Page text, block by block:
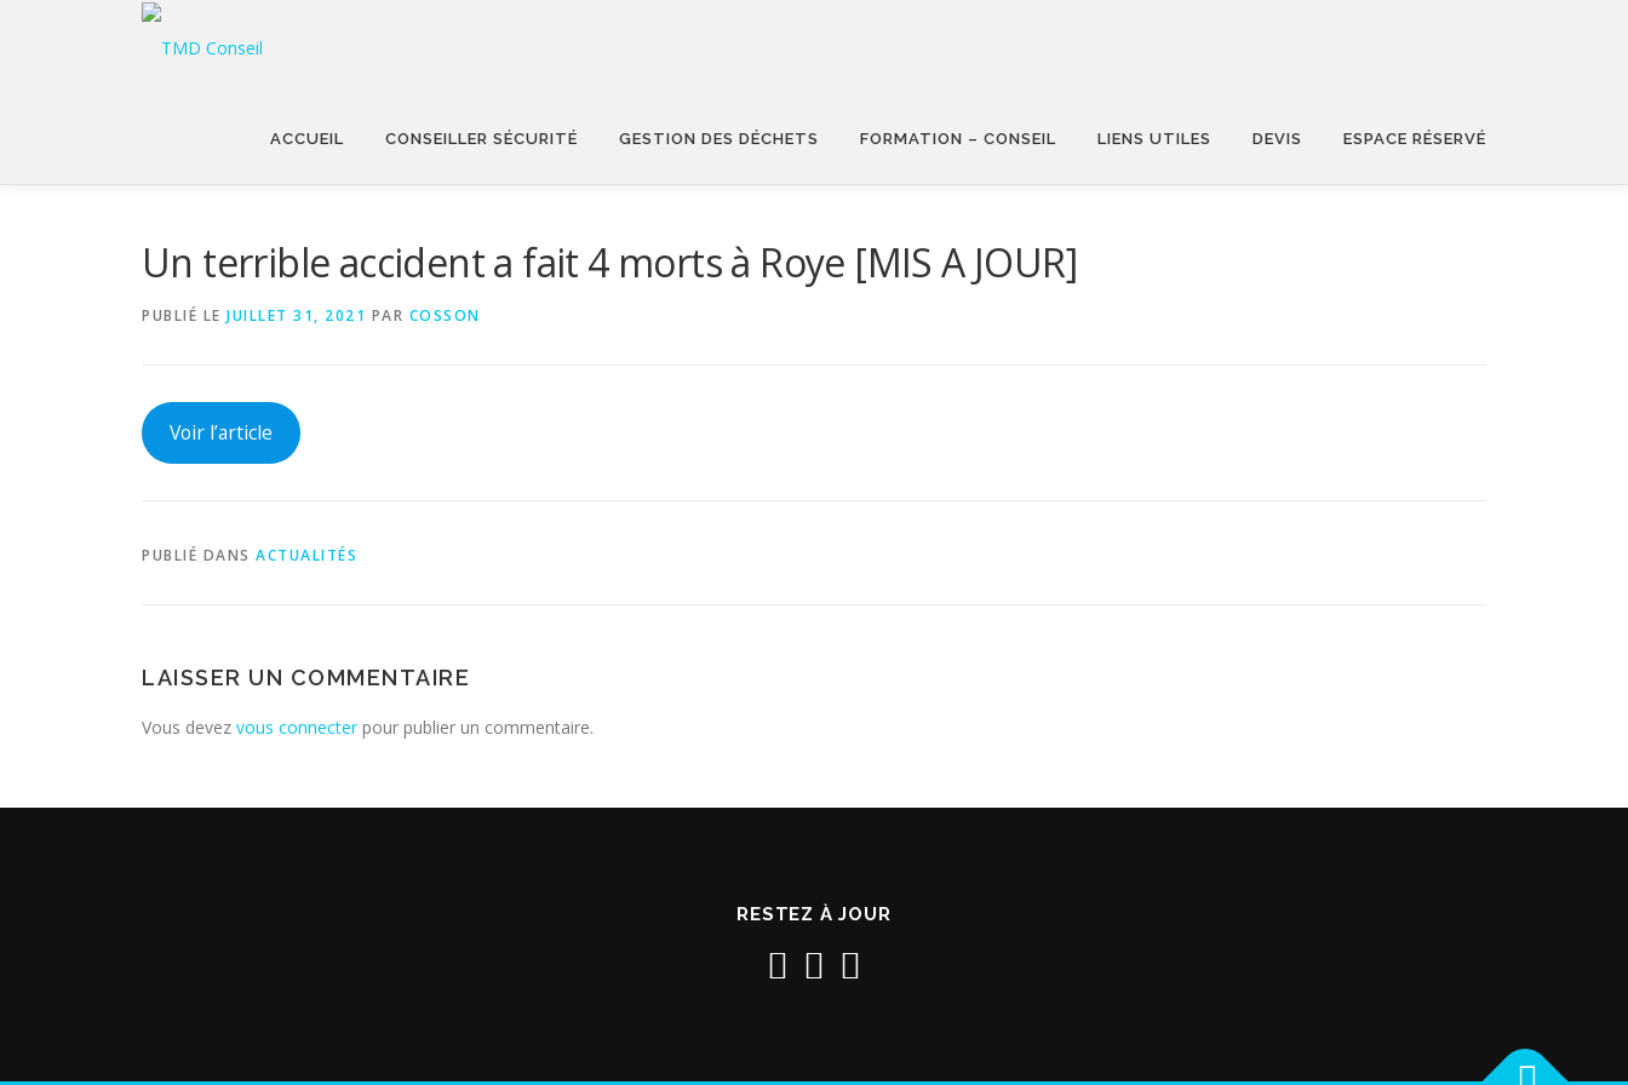
ACCUEIL CONSEILLER SÉCURITÉ GESTION DES DÉCHETS FORMATION – CONSEIL LIENS UTILES DEVIS ESPACE RÉSERVÉ
Un terrible accident a fait 4 morts à Roye [MIS A JOUR]
PUBLIÉ LE JUILLET 31, 2021 PAR COSSON
Voir l’article
PUBLIÉ DANS ACTUALITÉS
LAISSER UN COMMENTAIRE
Vous devez vous connecterpour publier un commentaire.
RESTEZ À JOUR